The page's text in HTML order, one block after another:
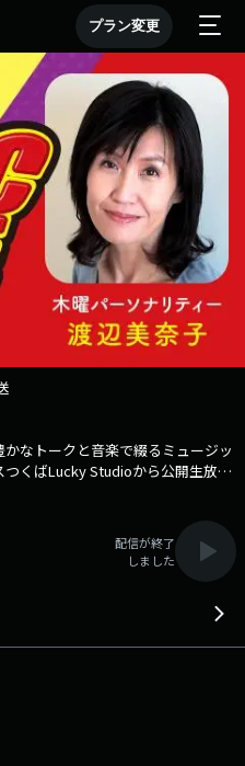
プラン変更
なトークと音楽で綴るミュージッ
くばLucky Studioから公開生放
代ごとにご紹介するコーナ
JAM」 リクエストやメッ
ぞ！ メール：ms@lucky-
配信が終了
しました